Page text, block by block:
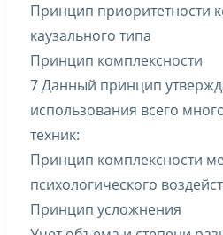
Принцип приоритетности
каузального типа
Принцип комплексности
7 Данный принцип
использования всего
техник:
Принцип комплексности
психологического
Принцип усложнения